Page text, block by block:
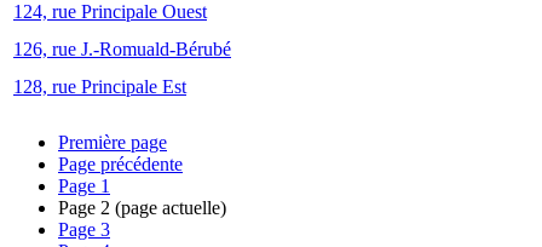
124, rue Principale Ouest
126, rue J.-Romuald-Bérubé
128, rue Principale Est
Première page
Page précédente
Page 1
Page 2 (page actuelle)
Page 3